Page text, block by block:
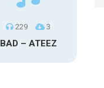
229 3
BAD – ATEEZ